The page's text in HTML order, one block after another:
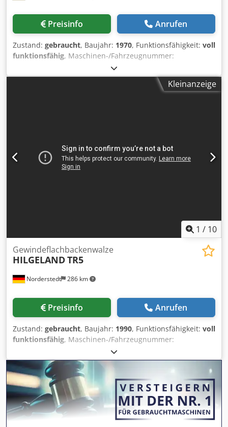
Preisinfo Anrufen
Zustand: gebraucht, Baujahr: 1970, Funktionsfähigkeit: voll
funktionsfähig, Maschinen-/Fahrzeugnummer:
, Offertennummer: M14L/8034 Maschinenart:
Gewindeflachbackenwalze Info: Schwingförderer Fabrikat:
HILGELAND Typ: TR6V Baujahr: 1970 Durchmesserbereich:
Kleinanzeige
1 / 10
Norderstedt 286 km
Gewindeflachbackenwalze
HILGELANDTR5
Preisinfo Anrufen
Zustand: gebraucht, Baujahr: 1990, Funktionsfähigkeit: voll
funktionsfähig, Maschinen-/Fahrzeugnummer:
, Offertennummer: M14E/9143 Maschinenart:
Gewindeflachbackenwalze Fabrikat: HILGELAND Typ: TR5
Baujahr: 1990 Durchmesserbereich: 8-16 mm Dodpfx Aasy
Dc Hzjgekr Schaftlänge unter Kopf: 12-160 mm max.
Gewindelänge: 100 mm Leistung Stück/Min: 115 Standort:
In Europa